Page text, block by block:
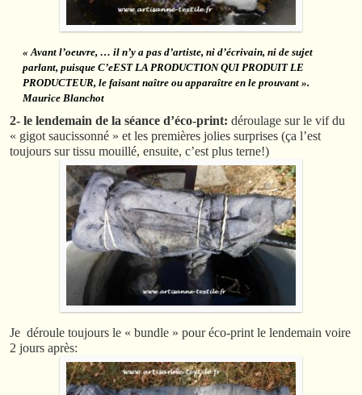
« Avant l’oeuvre, … il n’y a pas d’artiste, ni d’écrivain, ni de sujet
parlant, puisque C’eEST LA PRODUCTION QUI PRODUIT LE
PRODUCTEUR, le faisant naître ou apparaître en le prouvant ».
Maurice Blanchot
2- le lendemain de la séance d’éco-print: déroulage sur le vif du
« gigot saucissonné » et les premières jolies surprises (ça l’est
toujours sur tissu mouillé, ensuite, c’est plus terne!)
Je déroule toujours le « bundle » pour éco-print le lendemain voire
2 jours après: